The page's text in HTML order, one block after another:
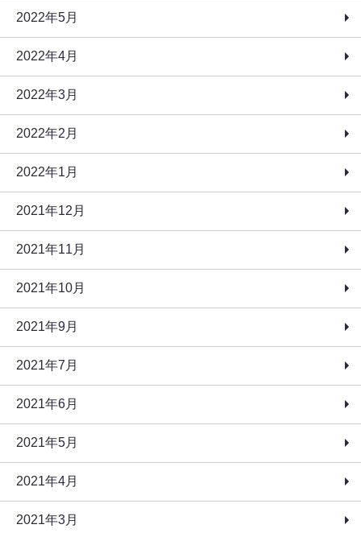
2022年5月
2022年4月
2022年3月
2022年2月
2022年1月
2021年12月
2021年11月
2021年10月
2021年9月
2021年7月
2021年6月
2021年5月
2021年4月
2021年3月